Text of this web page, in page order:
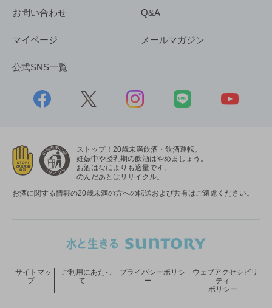
お問い合わせ Q&A
マイページ メールマガジン
公式SNS一覧
ストップ！20歳未満飲酒・飲酒運転。
妊娠中や授乳期の飲酒はやめましょう。
お酒はなによりも適量です。
のんだあとはリサイクル。
お酒に関する情報の20歳未満の方への転送および共有はご遠慮ください。
サイトマッ
プ
ご利用にあたっ
て
プライバシーポリシ
ー
ウェブアクセシビリ
ティ
ポリシー